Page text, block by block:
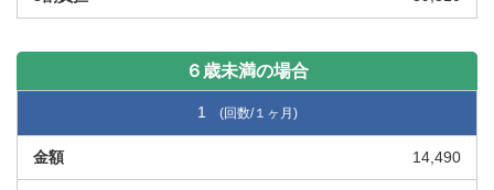
６歳未満の場合
1
14,490